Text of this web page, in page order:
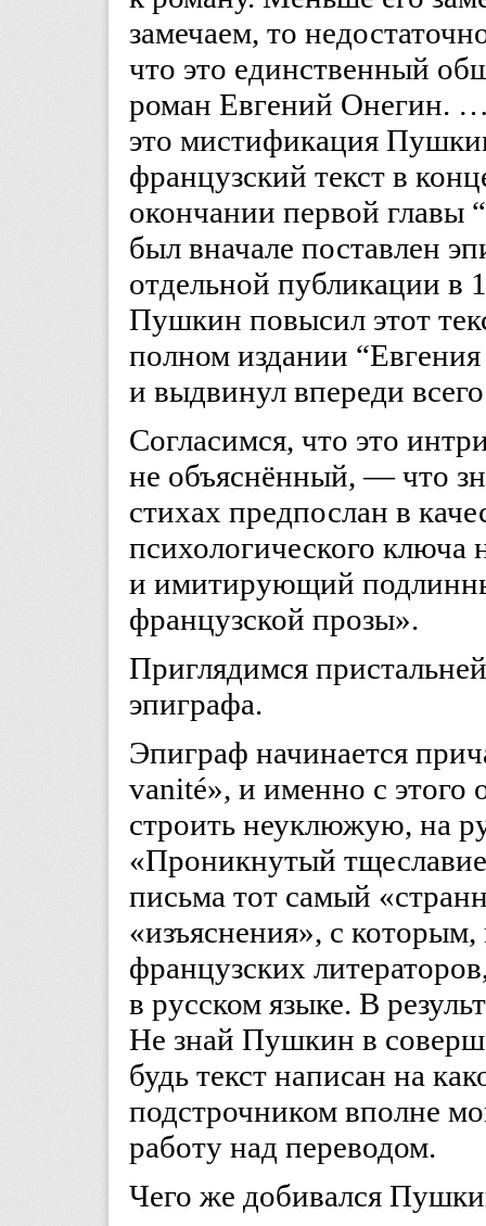
замечаем, то
что это единственный
роман Евгений Онегин.
это мистификация
французский текст в
окончании первой главы
был вначале поставлен
отдельной публикации в
Пушкин повысил этот
полном издании
и выдвинул впереди
Согласимся, что это
не объяснённый, — что
стихах предпослан в
психологического ключа
и имитирующий
французской прозы».
Приглядимся
эпиграфа.
Эпиграф начинается
vanité», и именно с этого
строить неуклюжую, на
«Проникнутый
письма тот самый
«изъяснения», с
французских
в русском языке. В
Не знай Пушкин в
будь текст написан на
подстрочником вполне
работу над переводом.
Чего же добивался